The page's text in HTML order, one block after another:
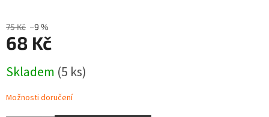
75 Kč –9 %
68 Kč
cena:
Skladem (5 ks)
Možnosti doručení